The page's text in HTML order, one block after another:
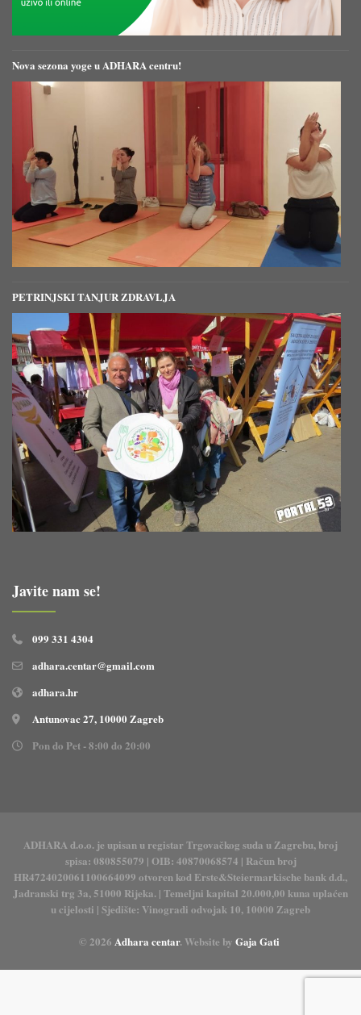
Nova sezona yoge u ADHARA centru!
PETRINJSKI TANJUR ZDRAVLJA
Javite nam se!
099 331 4304
adhara.centar@gmail.com
adhara.hr
Antunovac 27, 10000 Zagreb
Pon do Pet - 8:00 do 20:00
ADHARA d.o.o. je upisan u registar Trgovačkog suda u Zagrebu, broj
spisa: 080855079 | OIB: 40870068574 | Račun broj
HR4724020061100664099 otvoren kod Erste&Steiermarkische bank d.d.,
Jadranski trg 3a, 51000 Rijeka. | Temeljni kapital 20.000,00 kuna uplaćen
u cijelosti | Sjedište: Vinogradi odvojak 10, 10000 Zagreb
© 2026 Adhara centar. Website by Gaja Gati